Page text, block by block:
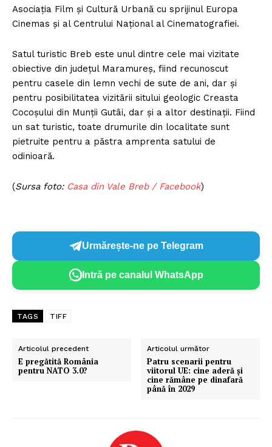
Asociaţia Film şi Cultură Urbană cu sprijinul Europa
Cinemas şi al Centrului Naţional al Cinematografiei.
Satul turistic Breb este unul dintre cele mai vizitate
obiective din judeţul Maramureş, fiind recunoscut
pentru casele din lemn vechi de sute de ani, dar şi
pentru posibilitatea vizitării sitului geologic Creasta
Cocoşului din Munţii Gutâi, dar şi a altor destinaţii. Fiind
un sat turistic, toate drumurile din localitate sunt
pietruite pentru a păstra amprenta satului de
odinioară.
(Sursa foto: Casa din Vale Breb / Facebook)
Urmărește-ne pe Telegram
Intră pe canalul WhatsApp
TAGS TIFF
Articolul precedent
E pregătită România
pentru NATO 3.0?
Articolul următor
Patru scenarii pentru
viitorul UE: cine aderă și
cine rămâne pe dinafară
până în 2029